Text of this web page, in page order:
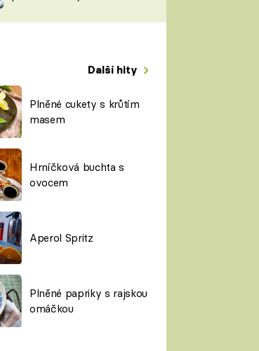
Další hity
Plněné cukety s krůtím
masem
Hrníčková buchta s
ovocem
Aperol Spritz
Plněné papriky s rajskou
omáčkou